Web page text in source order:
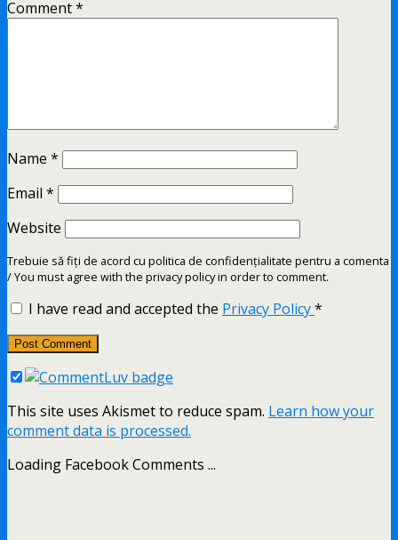
Comment*
Name *
Email *
Website
Trebuie să fiți de acord cu politica de confidențialitate pentru a comenta
/ You must agree with the privacy policy in order to comment.
I have read and accepted the Privacy Policy*
This site uses Akismet to reduce spam. Learn how your
comment data is processed.
Loading Facebook Comments ...